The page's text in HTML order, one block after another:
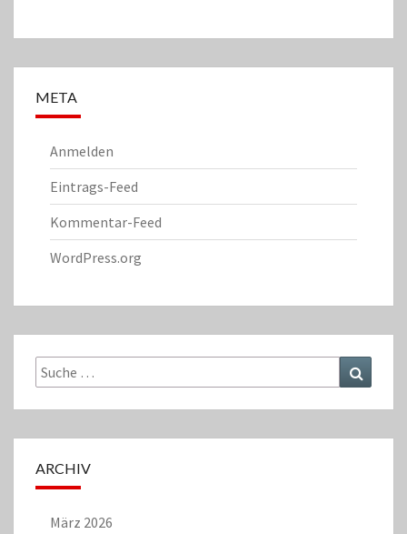
META
Anmelden
Eintrags-Feed
Kommentar-Feed
WordPress.org
Suche
nach:
ARCHIV
März 2026